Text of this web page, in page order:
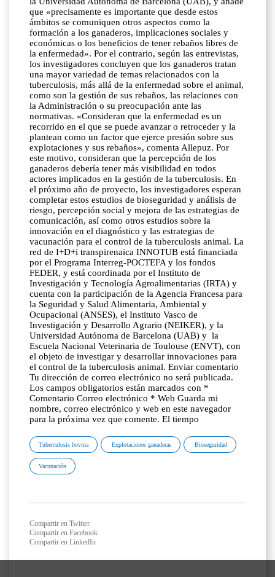
que «precisamente es importante que desde estos
ámbitos se comuniquen otros aspectos como la
formación a los ganaderos, implicaciones sociales y
económicas o los beneficios de tener rebaños libres de
la enfermedad». Por el contrario, según las entrevistas,
los investigadores concluyen que los ganaderos tratan
una mayor variedad de temas relacionados con la
tuberculosis, más allá de la enfermedad sobre el animal,
como son la gestión de sus rebaños, las relaciones con
la Administración o su preocupación ante las
normativas. «Consideran que la enfermedad es un
recorrido en el que se puede avanzar o retroceder y la
plantean como un factor que ejerce presión sobre sus
explotaciones y sus rebaños», comenta Allepuz. Por
este motivo, consideran que la percepción de los
ganaderos debería tener más visibilidad en todos
actores implicados en la gestión de la tuberculosis. En
el próximo año de proyecto, los investigadores esperan
completar estos estudios de bioseguridad y análisis de
riesgo, percepción social y mejora de las estrategias de
comunicación, así como otros estudios sobre la
innovación en el diagnóstico y las estrategias de
vacunación para el control de la tuberculosis animal. La
red de I+D+i transpirenaica INNOTUB está financiada
por el Programa Interreg-POCTEFA y los fondos
FEDER, y está coordinada por el Instituto de
Investigación y Tecnología Agroalimentarias (IRTA) y
cuenta con la participación de la Agencia Francesa para
la Seguridad y Salud Alimentaria, Ambiental y
Ocupacional (ANSES), el Instituto Vasco de
Investigación y Desarrollo Agrario (NEIKER), y la
Universidad Autónoma de Barcelona (UAB) y la
Escuela Nacional Veterinaria de Toulouse (ENVT), con
el objeto de investigar y desarrollar innovaciones para
el control de la tuberculosis animal. Enviar comentario
Tu dirección de correo electrónico no será publicada.
Los campos obligatorios están marcados con *
Comentario Correo electrónico * Web Guarda mi
nombre, correo electrónico y web en este navegador
para la próxima vez que comente. El tiempo
Tuberculosis bovina Explotaciones ganaderas Bioseguridad
Vacunación
Compartir en Twitter
Compartir en Facebook
Compartir en LinkedIn